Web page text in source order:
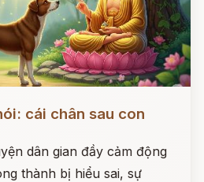
cái chân sau con
dân gian đầy cảm động
thành bị hiểu sai, sự